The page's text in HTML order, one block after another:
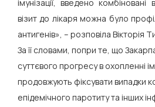
імунізації, введено
візит до лікаря можна було
антигенів», – розповіла Вікторія
За її словами, попри те, що
суттєвого прогресу в охопленні
продовжують фіксувати випадки
епідемічного паротиту та інших